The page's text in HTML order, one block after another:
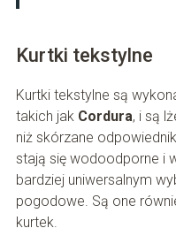
Kurtki tekstylne
Kurtki tekstylne są
takich jak Cordura, i są
niż skórzane
stają się wodoodporne i
bardziej uniwersalnym
pogodowe. Są one
kurtek.